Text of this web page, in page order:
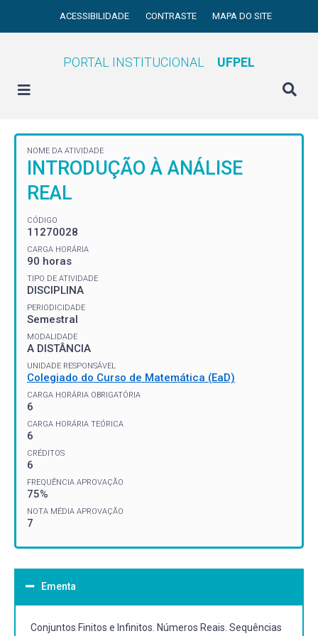
ACESSIBILIDADE CONTRASTE MAPA DO SITE
PORTAL INSTITUCIONAL UFPEL
NOME DA ATIVIDADE
INTRODUÇÃO À ANÁLISE
REAL
CÓDIGO
11270028
CARGA HORÁRIA
90 horas
TIPO DE ATIVIDADE
DISCIPLINA
PERIODICIDADE
Semestral
MODALIDADE
A DISTÂNCIA
UNIDADE RESPONSÁVEL
Colegiado do Curso de Matemática (EaD)
CARGA HORÁRIA OBRIGATÓRIA
6
CARGA HORÁRIA TEÓRICA
6
CRÉDITOS
6
FREQUÊNCIA APROVAÇÃO
75%
NOTA MÉDIA APROVAÇÃO
7
Ementa
Conjuntos Finitos e Infinitos. Números Reais. Sequências